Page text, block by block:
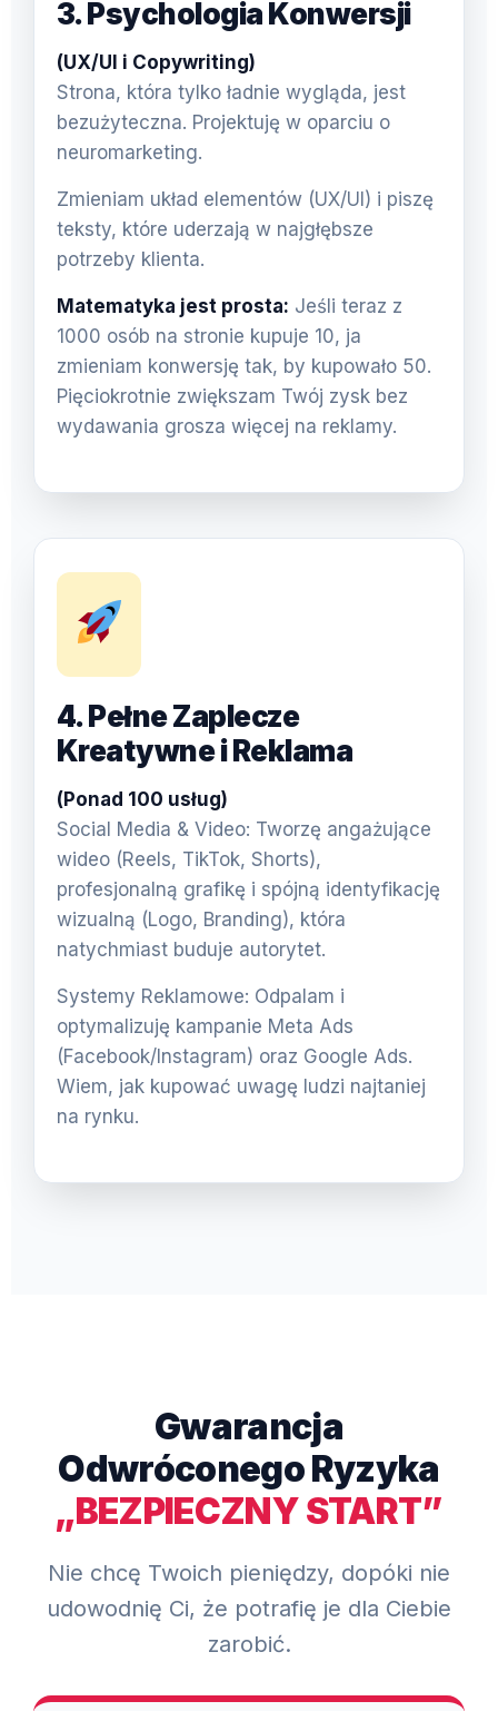
3. Psychologia Konwersji
(UX/UI i Copywriting)
Strona, która tylko ładnie wygląda, jest
bezużyteczna. Projektuję w oparciu o
neuromarketing.
Zmieniam układ elementów (UX/UI) i piszę
teksty, które uderzają w najgłębsze
potrzeby klienta.
Matematyka jest prosta: Jeśli teraz z
1000 osób na stronie kupuje 10, ja
zmieniam konwersję tak, by kupowało 50.
Pięciokrotnie zwiększam Twój zysk bez
wydawania grosza więcej na reklamy.
4. Pełne Zaplecze
Kreatywne i Reklama
(Ponad 100 usług)
Social Media & Video: Tworzę angażujące
wideo (Reels, TikTok, Shorts),
profesjonalną grafikę i spójną identyfikację
wizualną (Logo, Branding), która
natychmiast buduje autorytet.
Systemy Reklamowe: Odpalam i
optymalizuję kampanie Meta Ads
(Facebook/Instagram) oraz Google Ads.
Wiem, jak kupować uwagę ludzi najtaniej
na rynku.
Gwarancja
Odwróconego Ryzyka
„BEZPIECZNY START”
Nie chcę Twoich pieniędzy, dopóki nie
udowodnię Ci, że potrafię je dla Ciebie
zarobić.